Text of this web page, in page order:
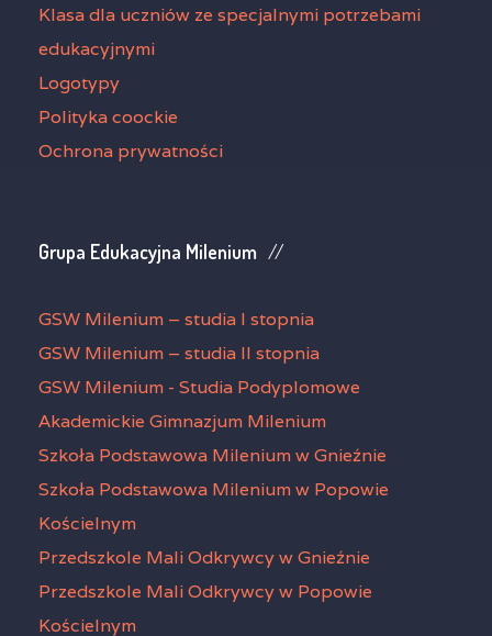
Klasa dla uczniów ze specjalnymi potrzebami
edukacyjnymi
Logotypy
Polityka coockie
Ochrona prywatności
Grupa Edukacyjna Milenium
GSW Milenium – studia I stopnia
GSW Milenium – studia II stopnia
GSW Milenium - Studia Podyplomowe
Akademickie Gimnazjum Milenium
Szkoła Podstawowa Milenium w Gnieźnie
Szkoła Podstawowa Milenium w Popowie
Kościelnym
Przedszkole Mali Odkrywcy w Gnieźnie
Przedszkole Mali Odkrywcy w Popowie
Kościelnym